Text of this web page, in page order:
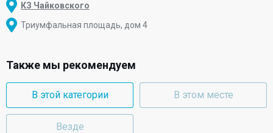
КЗ Чайковского
Триумфальная площадь, дом 4
Также мы рекомендуем
В этой категории В этом месте
Везде